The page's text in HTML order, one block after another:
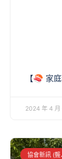
【🍣 家
2024 年 4 月
協會新訊 (